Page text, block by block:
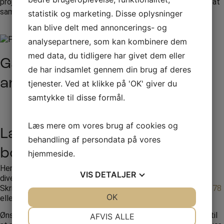
samle teamet, klargøre mål og sætte kursen mod succes.
Gå på opdagelse i vores
artister
Se alle artister
Lav en forespørgsel eller
booking til Firmafest
Her hos RW Production står vi altid klar til at hjælpe med
diverse spørgsmål, vi vil svare tilbage så hurtigt som muligt.
Skriv en forespørgsel via formularen eller ring til+45 70261678
eller
Ønsker du yderligere oplysninger og priser er du velkommen til
statistik og marketing. Disse oplysninger
kan blive delt med annoncerings- og
analysepartnere, som kan kombinere dem
med data, du tidligere har givet dem eller
de har indsamlet gennem din brug af deres
tjenester. Ved at klikke på 'OK' giver du
samtykke til disse formål.
Læs mere om vores brug af cookies og
behandling af persondata på vores
hjemmeside.
VIS DETALJER
AFVIS ALLE
OK